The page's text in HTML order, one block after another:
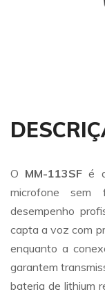
O MM-113SF é
microfone
desempenho
capta a voz com
enquanto a
garantem
bateria de lithium